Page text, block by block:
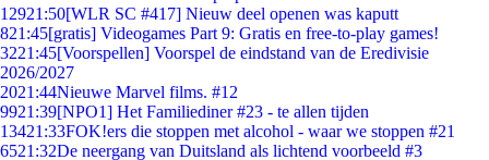
12921:50[WLR SC #417] Nieuw deel openen was kaputt
821:45[gratis] Videogames Part 9: Gratis en free-to-play games!
3221:45[Voorspellen] Voorspel de eindstand van de Eredivisie
2026/2027
2021:44Nieuwe Marvel films. #12
9921:39[NPO1] Het Familiediner #23 - te allen tijden
13421:33FOK!ers die stoppen met alcohol - waar we stoppen #21
6521:32De neergang van Duitsland als lichtend voorbeeld #3